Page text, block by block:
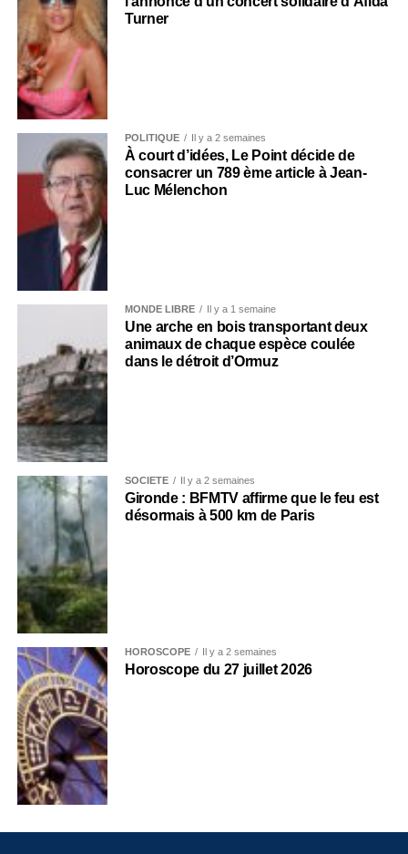
Turner
POLITIQUE Il y a 2 semaines
À court d’idées, Le Point décide de
consacrer un 789 ème article à Jean-
Luc Mélenchon
MONDE LIBRE Il y a 1 semaine
Une arche en bois transportant deux
animaux de chaque espèce coulée
dans le détroit d’Ormuz
SOCIÉTÉ Il y a 2 semaines
Gironde : BFMTV affirme que le feu est
désormais à 500 km de Paris
HOROSCOPE Il y a 2 semaines
Horoscope du 27 juillet 2026